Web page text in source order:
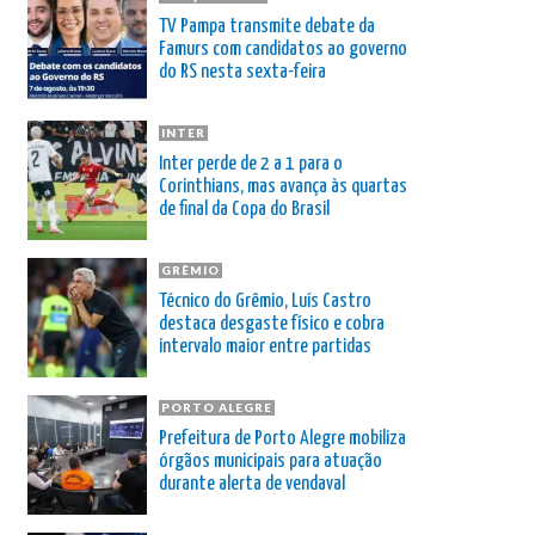
TV Pampa transmite debate da
Famurs com candidatos ao governo
do RS nesta sexta-feira
INTER
Inter perde de 2 a 1 para o
Corinthians, mas avança às quartas
de final da Copa do Brasil
GRÊMIO
Técnico do Grêmio, Luís Castro
destaca desgaste físico e cobra
intervalo maior entre partidas
PORTO ALEGRE
Prefeitura de Porto Alegre mobiliza
órgãos municipais para atuação
durante alerta de vendaval